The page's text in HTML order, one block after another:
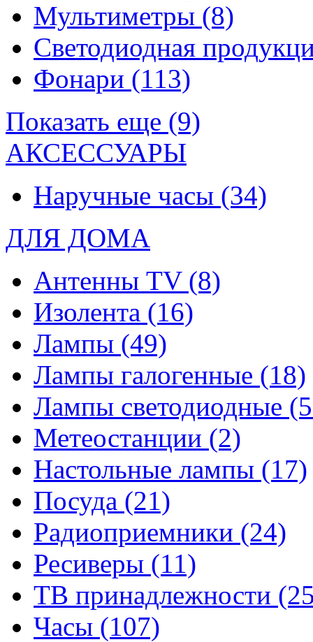
Мультиметры (8)
Светодиодная
Фонари (113)
Показать еще (9)
АКСЕССУАРЫ
Наручные часы (34)
ДЛЯ ДОМА
Антенны TV (8)
Изолента (16)
Лампы (49)
Лампы галогенные (18)
Лампы светодиодные
Метеостанции (2)
Настольные лампы (17)
Посуда (21)
Радиоприемники (24)
Ресиверы (11)
ТВ принадлежности
Часы (107)